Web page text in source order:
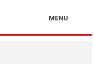
MENU